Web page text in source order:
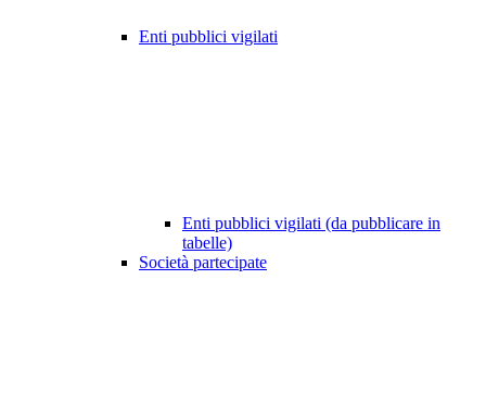
Enti pubblici vigilati
Enti pubblici vigilati (da pubblicare in
tabelle)
Società partecipate